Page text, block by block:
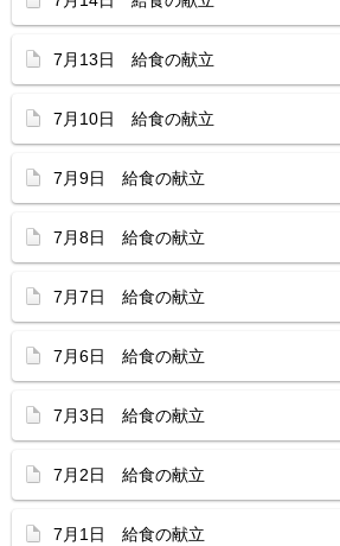
7月13日 給食の献立
7月10日 給食の献立
7月9日 給食の献立
7月8日 給食の献立
7月7日 給食の献立
7月6日 給食の献立
7月3日 給食の献立
7月2日 給食の献立
7月1日 給食の献立